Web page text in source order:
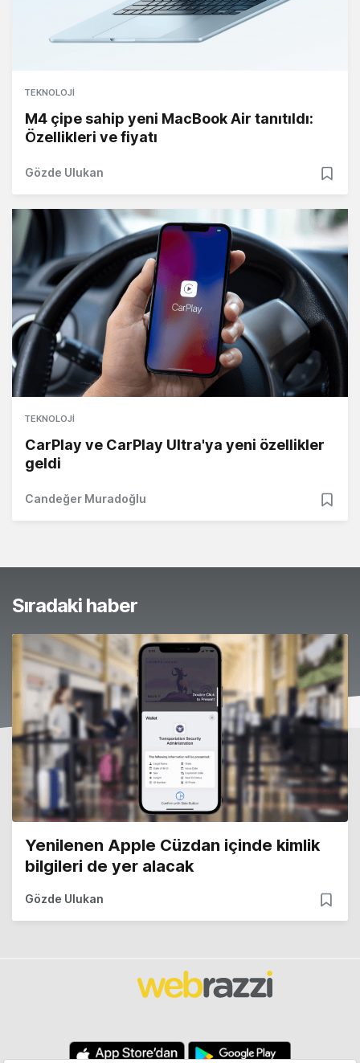
TEKNOLOJI
M4 çipe sahip yeni MacBook Air tanıtıldı:
Özellikleri ve fiyatı
Gözde Ulukan
TEKNOLOJI
CarPlay ve CarPlay Ultra'ya yeni özellikler
geldi
Candeğer Muradoğlu
Sıradaki haber
Yenilenen Apple Cüzdan içinde kimlik
bilgileri de yer alacak
Gözde Ulukan